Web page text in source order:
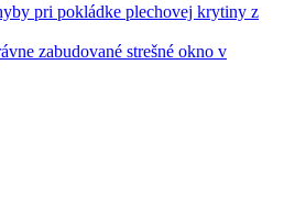
pri pokládke plechovej krytiny z
zabudované strešné okno v